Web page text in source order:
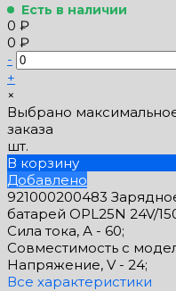
Есть в наличии
0 ₽
0 ₽
-
+
×
Выбрано
заказа
шт.
В корзину
Добавлено
921000200483
батарей OPL25N 24V/
Сила тока, А - 60;
Совместимость с
Напряжение, V - 24;
Все характеристики